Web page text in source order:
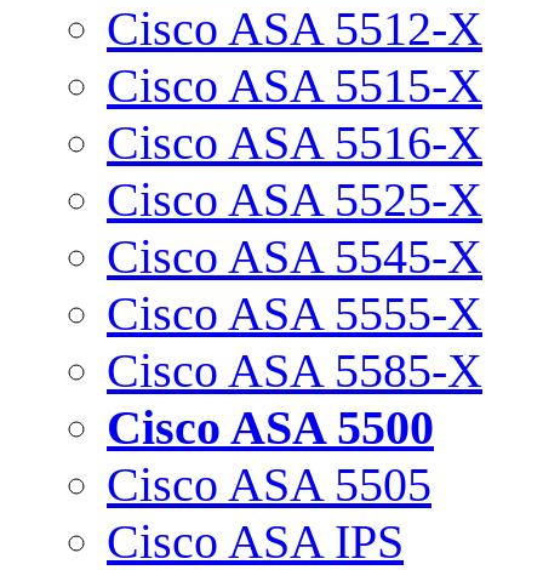
Cisco ASA 5512-X
Cisco ASA 5515-X
Cisco ASA 5516-X
Cisco ASA 5525-X
Cisco ASA 5545-X
Cisco ASA 5555-X
Cisco ASA 5585-X
Cisco ASA 5500
Cisco ASA 5505
Cisco ASA IPS